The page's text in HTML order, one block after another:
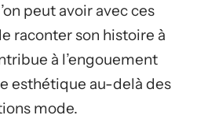
peut avoir avec ces
raconter son histoire à
à l’engouement
esthétique au-delà des
mode.